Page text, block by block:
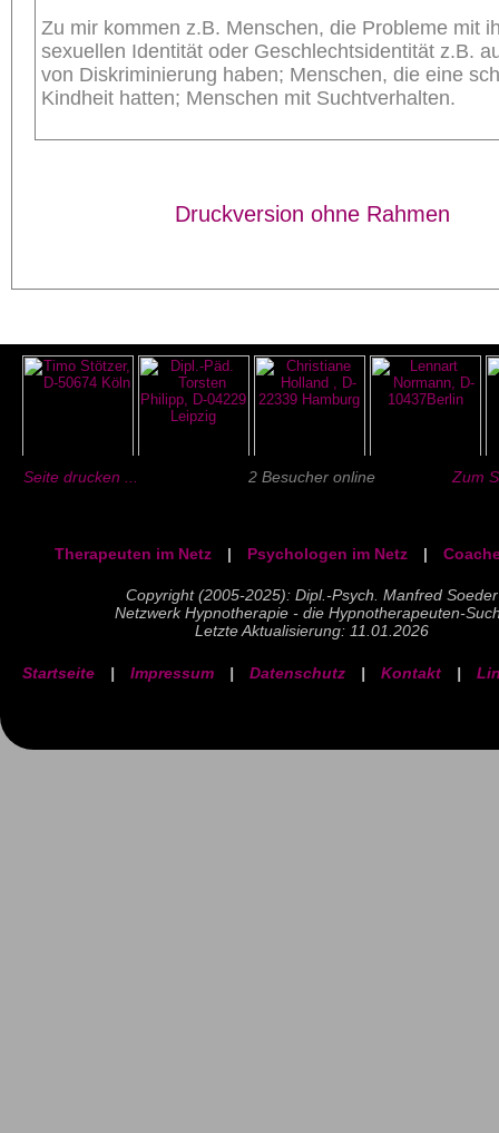
Zu mir kommen z.B. Menschen, die Probleme mit
sexuellen Identität oder Geschlechtsidentität z.B.
von Diskriminierung haben; Menschen, die eine
Kindheit hatten; Menschen mit Suchtverhalten.
Druckversion ohne Rahmen
Seite drucken ... 2 Besucher online Zum
Therapeuten im Netz | Psychologen im Netz |
Copyright (2005-2025): Dipl.-Psych. Manfred Soeder
Netzwerk Hypnotherapie - die Hypnotherapeuten-
Letzte Aktualisierung: 11.01.2026
Startseite | Impressum | Datenschutz | Kontakt |